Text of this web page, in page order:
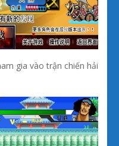
gia vào trận chiến hải